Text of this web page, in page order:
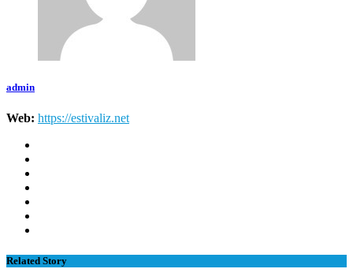
admin
Web: https://estivaliz.net
Related Story